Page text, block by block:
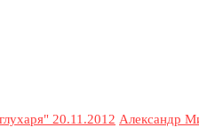
20.11.2012 Александр